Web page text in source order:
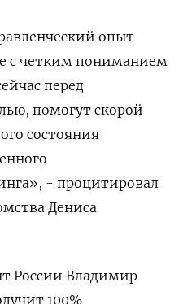
опыт
с четким пониманием
перед
помогут скорой
состояния
- процитировал
Дениса
России Владимир
100%